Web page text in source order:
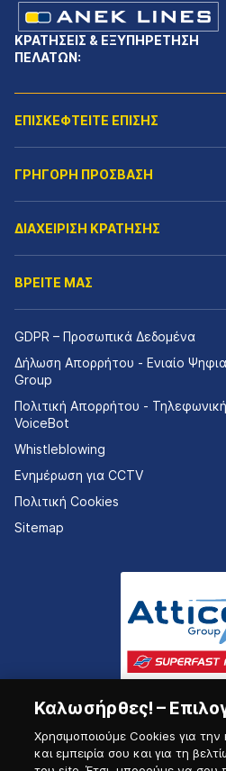
ΚΡΑΤΗΣΕΙΣ & ΕΞΥΠΗΡΕΤΗΣΗ
ΠΕΛΑΤΩΝ:
ΕΠΙΣΚΕΦΤΕΙΤΕ ΕΠΙΣΗΣ
ΓΡΗΓΟΡΗ ΠΡΟΣΒΑΣΗ
ΔΙΑΧΕΙΡΙΣΗ ΚΡΑΤΗΣΗΣ
ΒΡΕΙΤΕ ΜΑΣ
GDPR – Προσωπικά Δεδομένα
Δήλωση Απορρήτου - Ενιαίο
Group
Πολιτική Απορρήτου -
VoiceBot
Whistleblowing
Ενημέρωση για CCTV
Πολιτική Cookies
Sitemap
Καλωσήρθες! –
Χρησιμοποιούμε Cookies για
και εμπειρία σου και για τη